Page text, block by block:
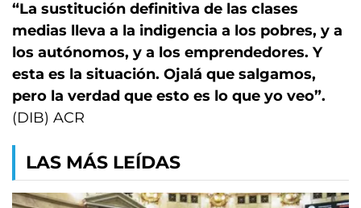
“La sustitución definitiva de las clases
medias lleva a la indigencia a los pobres, y a
los autónomos, y a los emprendedores. Y
esta es la situación. Ojalá que salgamos,
pero la verdad que esto es lo que yo veo”.
(DIB) ACR
LAS MÁS LEÍDAS